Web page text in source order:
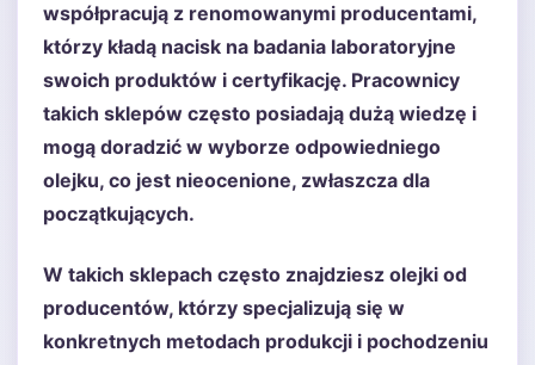
współpracują z renomowanymi producentami,
którzy kładą nacisk na badania laboratoryjne
swoich produktów i certyfikację. Pracownicy
takich sklepów często posiadają dużą wiedzę i
mogą doradzić w wyborze odpowiedniego
olejku, co jest nieocenione, zwłaszcza dla
początkujących.
W takich sklepach często znajdziesz olejki od
producentów, którzy specjalizują się w
konkretnych metodach produkcji i pochodzeniu